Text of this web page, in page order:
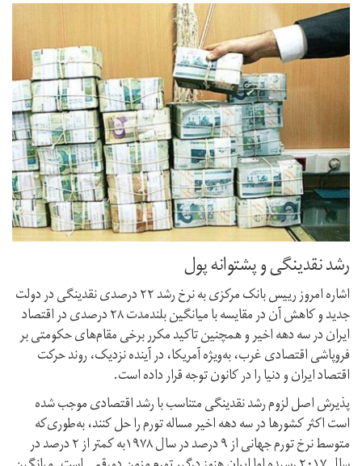
رشد نقدینگی و پشتوانه پول
اشاره امروز رییس بانک مرکزی به نرخ رشد ۲۲‌ درصدی نقدینگی در دولت
جدید و کاهش آن در مقایسه با میانگین بلند‌مدت ۲۸ درصدی در اقتصاد
ایران در سه دهه اخیر و همچنین تاکید مکرر برخی مقام‌های حکومتی بر
فروپاشی اقتصادی غرب، به‌ویژه آمریکا، در آینده نزدیک، روند حرکت
اقتصاد ایران و دنیا را در کانون توجه قرار داده است.
پذیرش اصل لزوم رشد نقدینگی متناسب با رشد اقتصادی موجب شده
است اکثر کشورها در سه دهه اخیر مساله تورم را حل کنند، به‌طوری‌که
متوسط نرخ تورم جهانی از ۹ درصد در سال ۱۹۷۸به کمتر از ۲ درصد در